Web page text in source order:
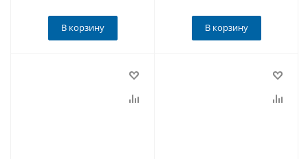
В корзину В корзину